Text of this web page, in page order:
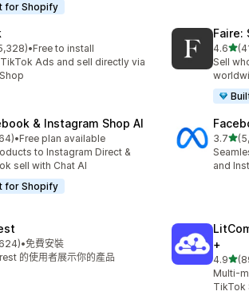
for Shopify
顆星
則評價
•Free to install
Ads and sell directly via
Faire:
4.6滿
共有
Sell
& Instagram Shop AI
顆星
則評價
•Free plan available
to Instagram Direct &
sell with Chat AI
for Shopify
3.7滿
共有
and
顆星
則評價
•免費安裝
的使用者展示你的產品
+
4.9滿
共有
Multi-
TikTok